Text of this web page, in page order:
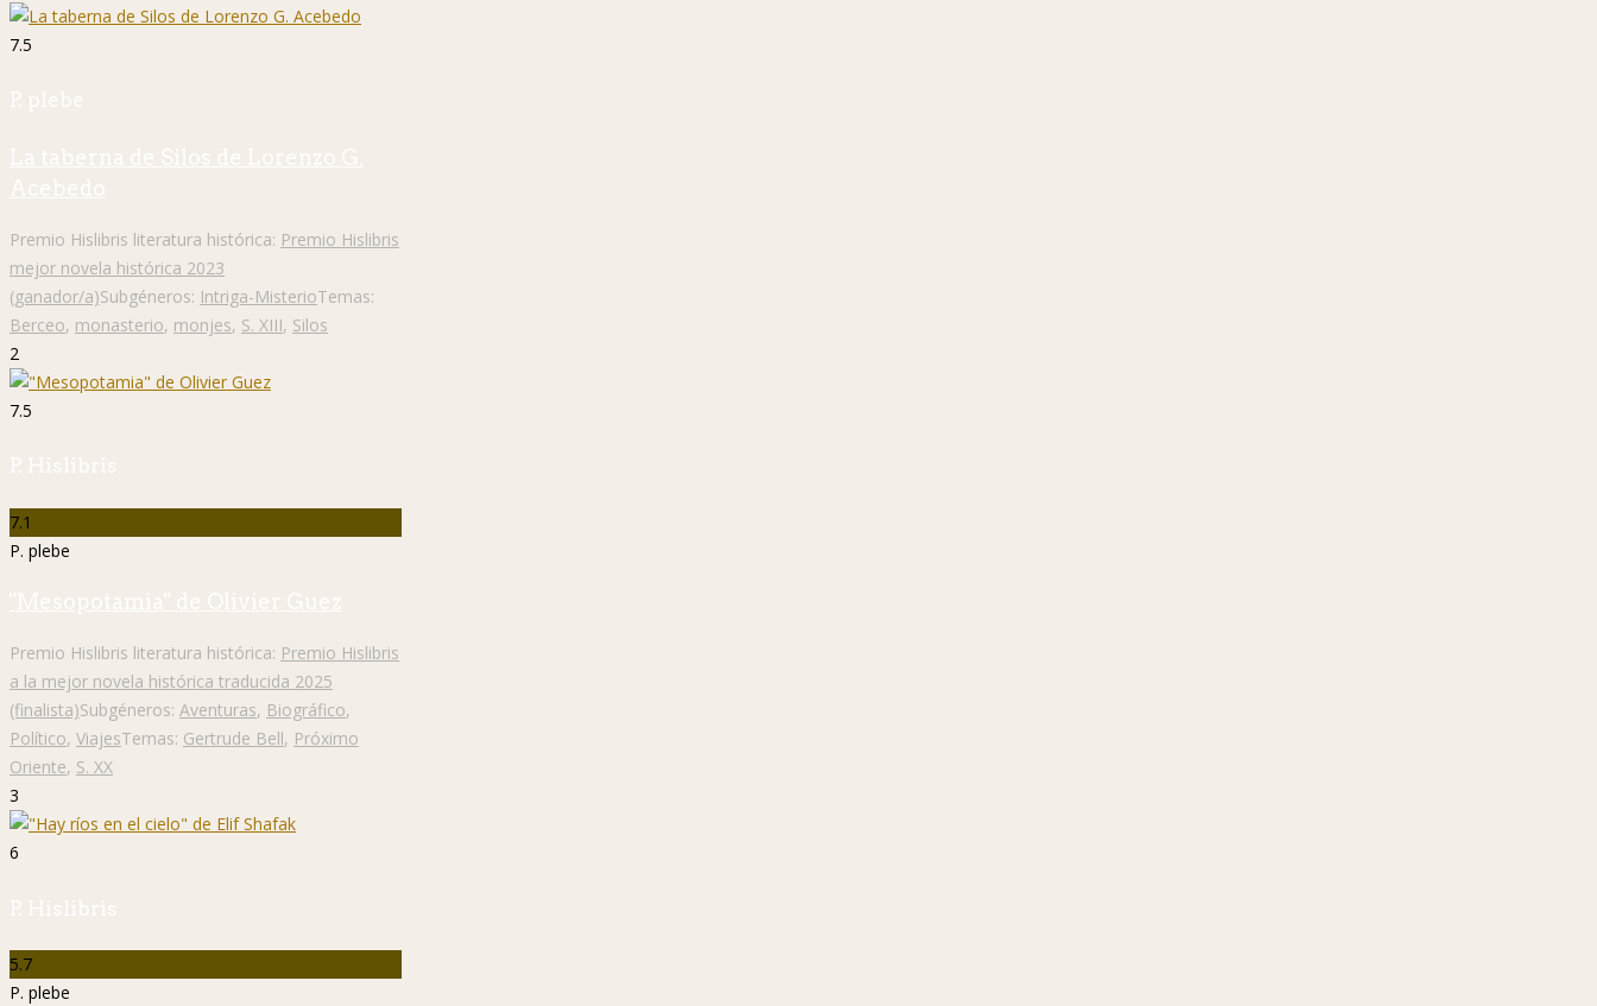
7.5
P. plebe
La taberna de Silos de Lorenzo G.
Acebedo
Premio Hislibris literatura histórica: Premio Hislibris
mejor novela histórica 2023
(ganador/a)Subgéneros: Intriga-MisterioTemas:
Berceo, monasterio, monjes, S. XIII, Silos
2
7.5
P. Hislibris
7.1
P. plebe
"Mesopotamia" de Olivier Guez
Premio Hislibris literatura histórica: Premio Hislibris
a la mejor novela histórica traducida 2025
(finalista)Subgéneros: Aventuras, Biográfico,
Político, ViajesTemas: Gertrude Bell, Próximo
Oriente, S. XX
3
6
P. Hislibris
5.7
P. plebe